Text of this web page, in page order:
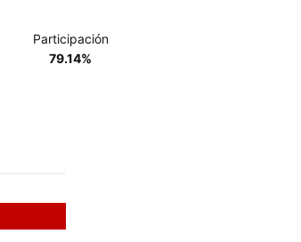
Participación
79.14%